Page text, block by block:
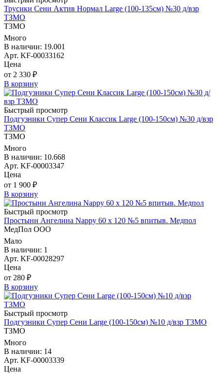
Трусики Сени Актив Нормал Large (100-135см) №30 д/взр
ТЗМО
ТЗМО
Много
В наличии: 19.001
Арт. KF-00033162
Цена
от 2 330 ₽
В корзину
Быстрый просмотр
Подгузники Супер Сени Классик Large (100-150см) №30 д/взр
ТЗМО
ТЗМО
Много
В наличии: 10.668
Арт. KF-00003347
Цена
от 1 900 ₽
В корзину
Быстрый просмотр
Простыни Ангелина Nappy 60 х 120 №5 впитыв. Медпол
МедПол ООО
Мало
В наличии: 1
Арт. KF-00028297
Цена
от 280 ₽
В корзину
Быстрый просмотр
Подгузники Супер Сени Large (100-150см) №10 д/взр ТЗМО
ТЗМО
Много
В наличии: 14
Арт. KF-00003339
Цена